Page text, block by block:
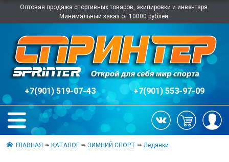
Оптовая продажа спортивных товаров, экипировки и инвентаря.
Минимальный заказ от 10000 рублей.
+7(901) 519-07-43 +7(901) 553-97-09
ГЛАВНАЯ ➠КАТАЛОГ ➠ ЗИМНИЙ СПОРТ ➠ Ледянки